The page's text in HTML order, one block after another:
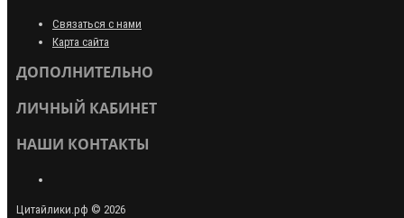
Связаться с нами
Карта сайта
ДОПОЛНИТЕЛЬНО
ЛИЧНЫЙ КАБИНЕТ
НАШИ КОНТАКТЫ
Цитайлики.рф © 2026